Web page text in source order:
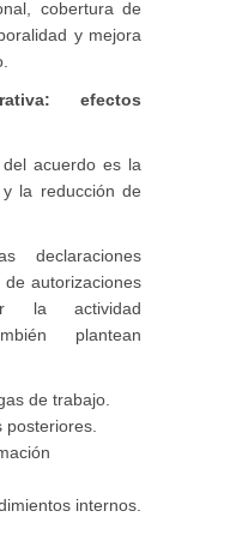
cobertura de
y mejora
efectos
acuerdo es la
y la reducción de
declaraciones
autorizaciones
la actividad
plantean
de trabajo.
internos.